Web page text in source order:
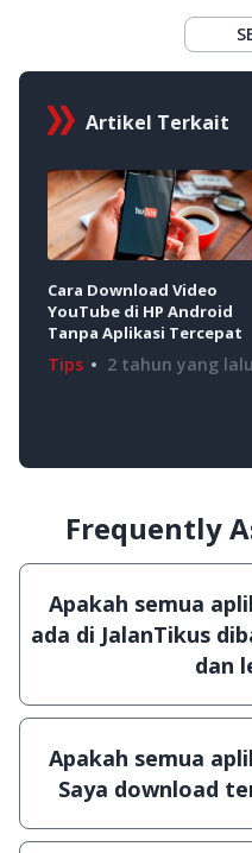
Artikel Terkait
Cara Download Video
YouTube di HP Android
Tanpa Aplikasi Tercepat
Tips 2 tahun yang lalu
Frequently
Apakah semua
ada di JalanTikus
dan
Ya, JalanTikus
games yang gratis
artian tidak
Apakah semua
Saya download
Ya, JalanTikus selalu